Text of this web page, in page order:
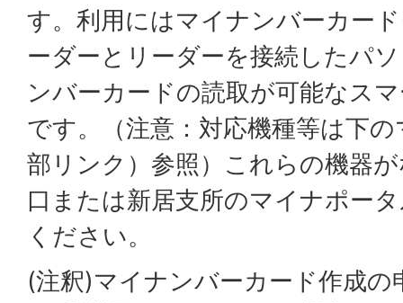
す。利用にはマイナンバーカー
ーダーとリーダーを接続したパ
ンバーカードの読取が可能なス
です。（注意：対応機種等は下
部リンク）参照）これらの機器
口または新居支所のマイナポー
ください。
(注釈)マイナンバーカード作成の